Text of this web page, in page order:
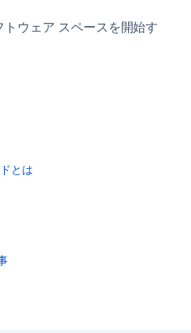
ウェア スペースを開始す
とは